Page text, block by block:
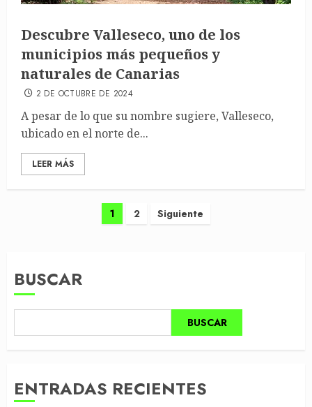
Descubre Valleseco, uno de los
municipios más pequeños y
naturales de Canarias
2 DE OCTUBRE DE 2024
A pesar de lo que su nombre sugiere, Valleseco,
ubicado en el norte de...
LEER MÁS
1 2 Siguiente
BUSCAR
BUSCAR
ENTRADAS RECIENTES